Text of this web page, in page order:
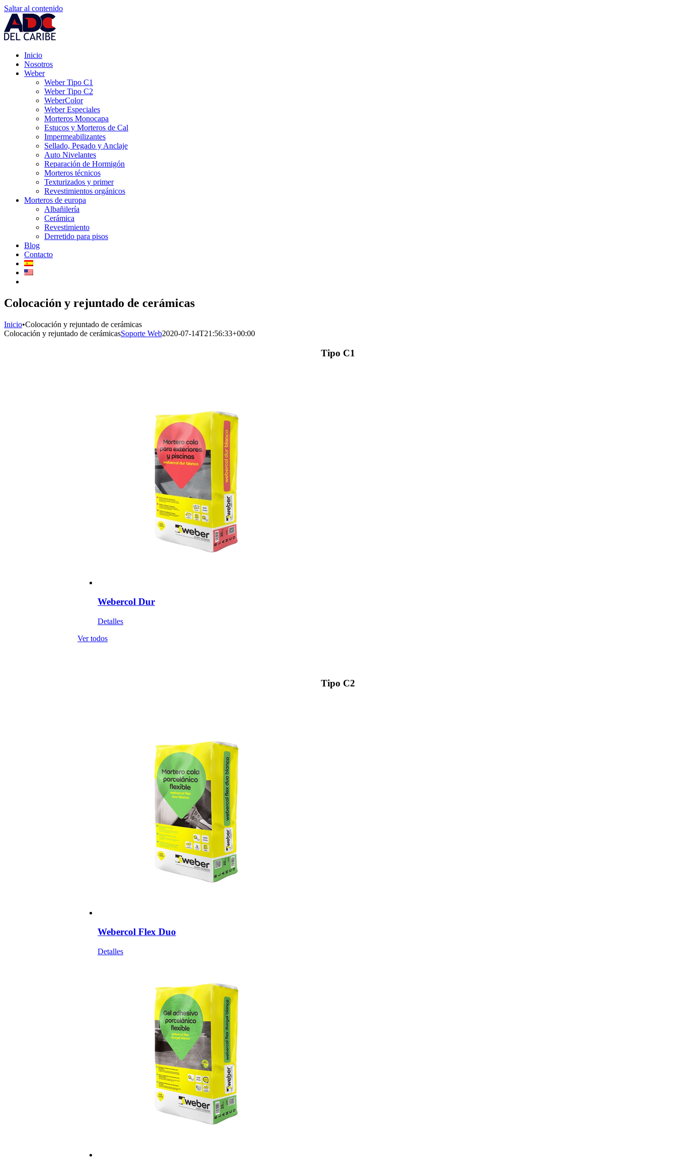
Saltar al contenido
Inicio
Nosotros
Weber
Weber Tipo C1
Weber Tipo C2
WeberColor
Weber Especiales
Morteros Monocapa
Estucos y Morteros de Cal
Impermeabilizantes
Sellado, Pegado y Anclaje
Auto Nivelantes
Reparación de Hormigón
Morteros técnicos
Texturizados y primer
Revestimientos orgánicos
Morteros de europa
Albañilería
Cerámica
Revestimiento
Derretido para pisos
Blog
Contacto
Colocación y rejuntado de cerámicas
Inicio•Colocación y rejuntado de cerámicas
Colocación y rejuntado de cerámicasSoporte Web2020-07-14T21:56:33+00:00
Tipo C1
Webercol Dur
Detalles
Ver todos
Tipo C2
Webercol Flex Duo
Detalles